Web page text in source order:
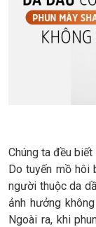
Chúng ta đều
Do tuyến mồ hôi
người thuộc da
ảnh hưởng
Ngoài ra, khi